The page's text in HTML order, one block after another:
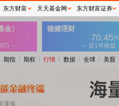
期指 期权 行情 数据 全球 美股
东方财富 天天基金网 东方财富证券